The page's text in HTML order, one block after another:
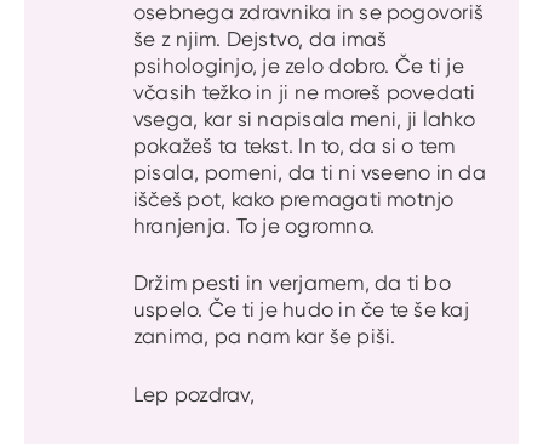
osebnega zdravnika in se pogovoriš
še z njim. Dejstvo, da imaš
psihologinjo, je zelo dobro. Če ti je
včasih težko in ji ne moreš povedati
vsega, kar si napisala meni, ji lahko
pokažeš ta tekst. In to, da si o tem
pisala, pomeni, da ti ni vseeno in da
iščeš pot, kako premagati motnjo
hranjenja. To je ogromno.
Držim pesti in verjamem, da ti bo
uspelo. Če ti je hudo in če te še kaj
zanima, pa nam kar še piši.
Lep pozdrav,